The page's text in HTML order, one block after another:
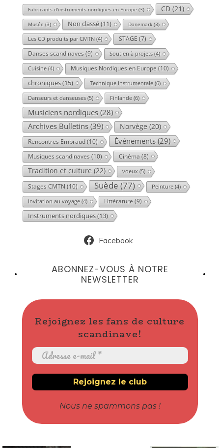
Fabricants d'instruments nordiques en Europe (3) CD(21)
Musée (3) Non classé(11) Danemark(3)
Les CD produits par CMTN(4) STAGE (7)
Danses scandinaves (9) Soutien à projets(4)
Cuisine(4) Musiques Nordiques en Europe (10)
chroniques(15) Technique instrumentale(6)
Danseurs et danseuses(5) Finlande(6)
Musiciens nordiques(28)
Archives Bulletins(39) Norvège (20)
Rencontres Embraud(10) Événements(29)
Musiques scandinaves (10) Cinéma (8)
Tradition et culture (22) voeux(5)
Stages CMTN (10) Suède(77) Peinture(4)
Invitation au voyage(4) Littérature (9)
Instruments nordiques(13)
Facebook
ABONNEZ-VOUS À NOTRE
NEWSLETTER
Rejoignez les fans de culture
scandinave!
Nous ne spammons pas !